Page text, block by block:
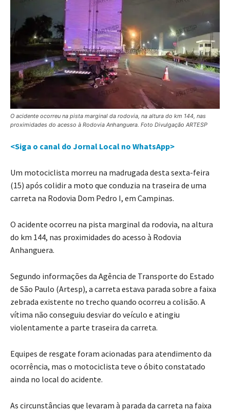
O acidente ocorreu na pista marginal da rodovia, na altura do km 144, nas
proximidades do acesso à Rodovia Anhanguera. Foto Divulgação ARTESP
<Siga o canal do Jornal Local no WhatsApp>
Um motociclista morreu na madrugada desta sexta-feira
(15) após colidir a moto que conduzia na traseira de uma
carreta na Rodovia Dom Pedro I, em Campinas.
O acidente ocorreu na pista marginal da rodovia, na altura
do km 144, nas proximidades do acesso à Rodovia
Anhanguera.
Segundo informações da Agência de Transporte do Estado
de São Paulo (Artesp), a carreta estava parada sobre a faixa
zebrada existente no trecho quando ocorreu a colisão. A
vítima não conseguiu desviar do veículo e atingiu
violentamente a parte traseira da carreta.
Equipes de resgate foram acionadas para atendimento da
ocorrência, mas o motociclista teve o óbito constatado
ainda no local do acidente.
As circunstâncias que levaram à parada da carreta na faixa